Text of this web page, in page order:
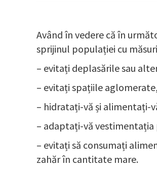
Având în vedere că în
sprijinul populației cu
– evitați deplasările sau
– evitați spațiile
– hidratați-vă și alimentați-
– adaptați-vă vestimentația
– evitați să consumați
zahăr în cantitate mare.